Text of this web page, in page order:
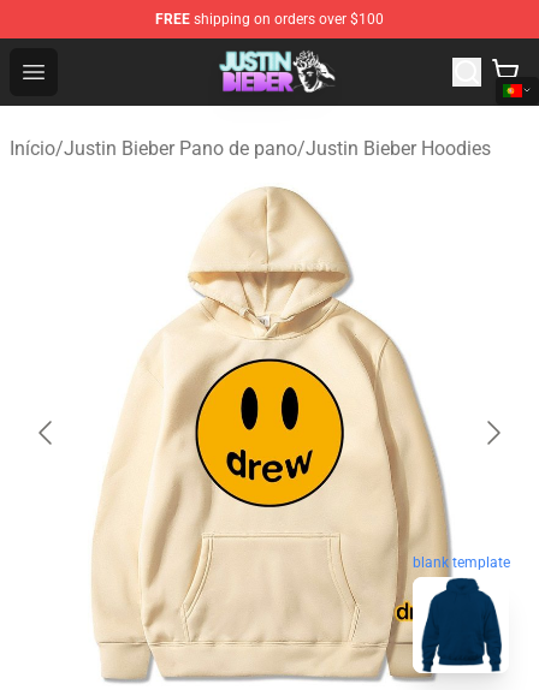
FREE shipping on orders over $100
Open menu
Justin Bieber Store - Official Justin Bieber Merchandise
Início/Justin Bieber Pano de pano/Justin Bieber Hoodies
blank template